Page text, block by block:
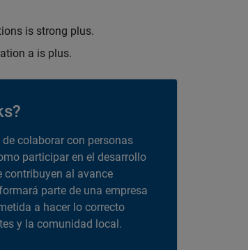
is strong plus.
a is plus.
colaborar con personas
participar en el desarrollo
contribuyen al avance
parte de una empresa
a hacer lo correcto
y la comunidad local.